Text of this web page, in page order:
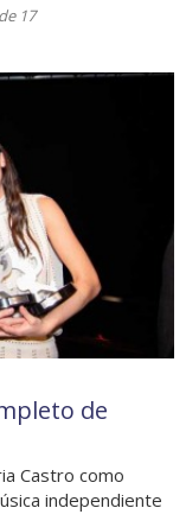
17
de
Castro como
independiente